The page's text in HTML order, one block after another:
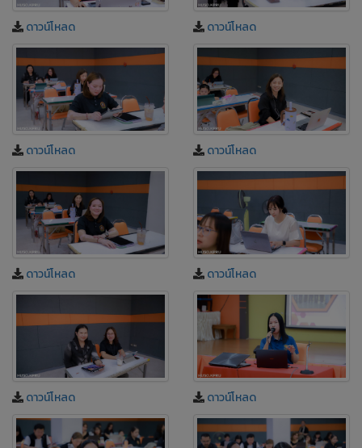
ดาวน์โหลด ดาวน์โหลด
ดาวน์โหลด ดาวน์โหลด
ดาวน์โหลด ดาวน์โหลด
ดาวน์โหลด ดาวน์โหลด